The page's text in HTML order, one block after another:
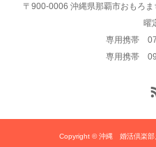
〒900-0006 沖縄県那覇市おもろ
曜
専用携帯
専用携帯
Copyright © 沖縄 婚活倶楽部